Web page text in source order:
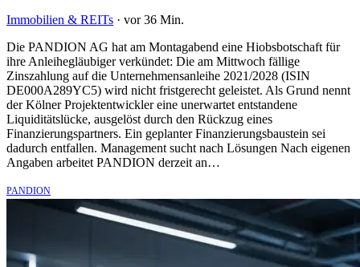
Immobilien & REITs · vor 36 Min.
Die PANDION AG hat am Montagabend eine Hiobsbotschaft für
ihre Anleihegläubiger verkündet: Die am Mittwoch fällige
Zinszahlung auf die Unternehmensanleihe 2021/2028 (ISIN
DE000A289YC5) wird nicht fristgerecht geleistet. Als Grund nennt
der Kölner Projektentwickler eine unerwartet entstandene
Liquiditätslücke, ausgelöst durch den Rückzug eines
Finanzierungspartners. Ein geplanter Finanzierungsbaustein sei
dadurch entfallen. Management sucht nach Lösungen Nach eigenen
Angaben arbeitet PANDION derzeit an…
PANDION